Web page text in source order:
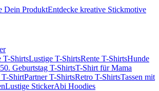
Dein ProduktEntdecke kreative Stickmotive
T-ShirtsLustige T-ShirtsRente T-ShirtsHunde
50. Geburtstag T-ShirtsT-Shirt für Mama
T-ShirtPartner T-ShirtsRetro T-ShirtsTassen mit
Lustige StickerAbi Hoodies